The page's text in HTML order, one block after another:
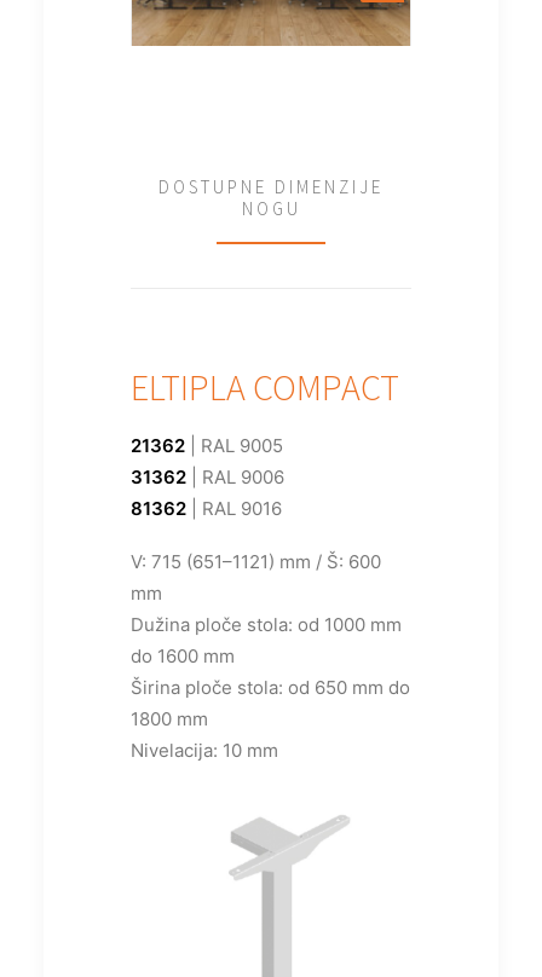
DOSTUPNE DIMENZIJE
NOGU
ELTIPLA COMPACT
21362 | RAL 9005
31362 | RAL 9006
81362 | RAL 9016
V: 715 (651–1121) mm / Š: 600
mm
Dužina ploče stola: od 1000 mm
do 1600 mm
Širina ploče stola: od 650 mm do
1800 mm
Nivelacija: 10 mm